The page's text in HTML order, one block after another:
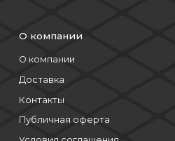
О компании
О компании
Доставка
Контакты
Публичная оферта